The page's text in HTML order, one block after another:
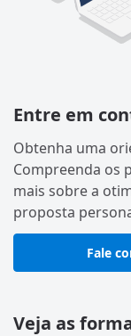
Entre em
Obtenha uma
Compreenda os
mais sobre a
proposta
Fale
Veja as